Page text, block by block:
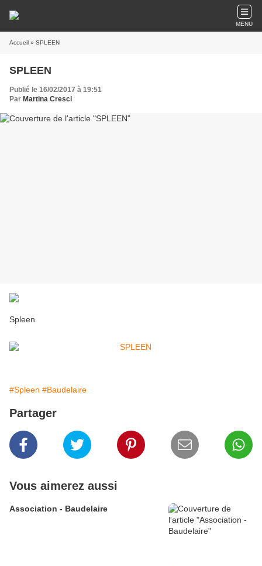
MENU
Accueil » SPLEEN
SPLEEN
Publié le 16/02/2017 à 19:51
Par Martina Cresci
Spleen
#Spleen #Baudelaire
Partager
Vous aimerez aussi
Association - Baudelaire